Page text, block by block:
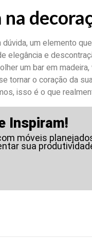
na
um elemento
elegância e
um bar em
tornar o coração da
isso é o que
Inspiram!
móveis
sua